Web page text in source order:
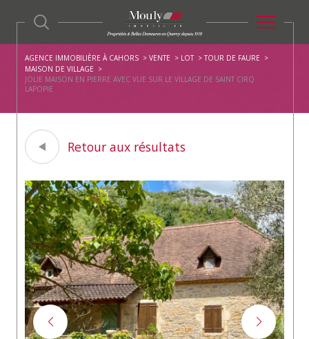
AGENCE IMMOBILIÈRE À CAHORS VENTE LOT
TOUR DE FAURE
MAISON DE VILLAGE
JOLIE MAISON EN PIERRE AVEC VUE SUR LE VILLAGE DE SAINT CIRQ
LAPOPIE
Retour aux résultats